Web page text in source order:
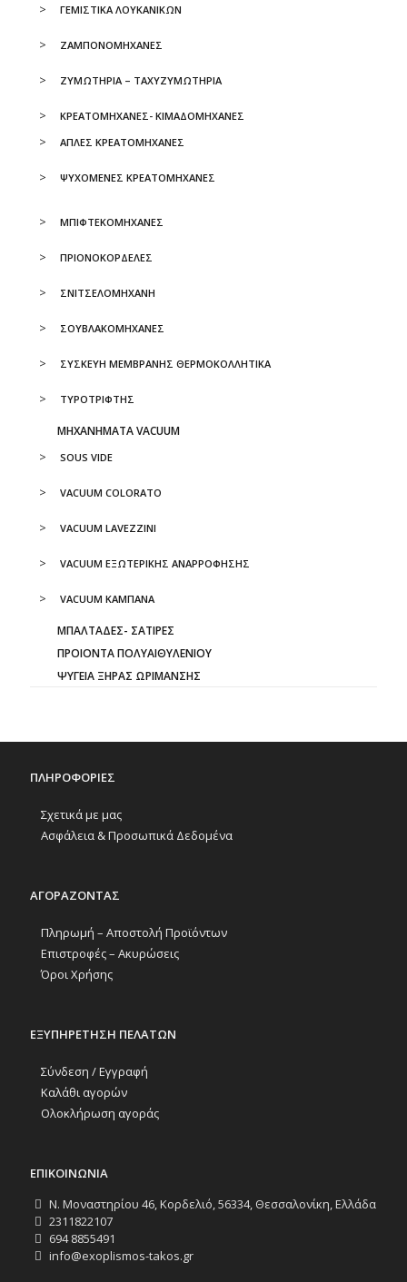
ΓΕΜΙΣΤΙΚΑ ΛΟΥΚΑΝΙΚΩΝ
ΖΑΜΠΟΝΟΜΗΧΑΝΕΣ
ΖΥΜΩΤΗΡΙΑ – ΤΑΧΥΖΥΜΩΤΗΡΙΑ
ΚΡΕΑΤΟΜΗΧΑΝΕΣ- ΚΙΜΑΔΟΜΗΧΑΝΕΣ
ΑΠΛΕΣ ΚΡΕΑΤΟΜΗΧΑΝΕΣ
ΨΥΧΟΜΕΝΕΣ ΚΡΕΑΤΟΜΗΧΑΝΕΣ
ΜΠΙΦΤΕΚΟΜΗΧΑΝΕΣ
ΠΡΙΟΝΟΚΟΡΔΕΛΕΣ
ΣΝΙΤΣΕΛΟΜΗΧΑΝΗ
ΣΟΥΒΛΑΚΟΜΗΧΑΝΕΣ
ΣΥΣΚΕΥΗ ΜΕΜΒΡΑΝΗΣ ΘΕΡΜΟΚΟΛΛΗΤΙΚΑ
ΤΥΡΟΤΡΙΦΤΗΣ
ΜΗΧΑΝΗΜΑΤΑ VACUUM
SOUS VIDE
VACUUM COLORATO
VACUUM LAVEZZINI
VACUUM ΕΞΩΤΕΡΙΚΗΣ ΑΝΑΡΡΟΦΗΣΗΣ
VACUUM ΚΑΜΠΑΝΑ
ΜΠΑΛΤΑΔΕΣ- ΣΑΤΙΡΕΣ
ΠΡΟΙΟΝΤΑ ΠΟΛΥΑΙΘΥΛΕΝΙΟΥ
ΨΥΓΕΙΑ ΞΗΡΑΣ ΩΡΙΜΑΝΣΗΣ
ΠΛΗΡΟΦΟΡΙΕΣ
Σχετικά με μας
Ασφάλεια & Προσωπικά Δεδομένα
ΑΓΟΡΑΖΟΝΤΑΣ
Πληρωμή – Αποστολή Προϊόντων
Επιστροφές – Ακυρώσεις
Όροι Χρήσης
ΕΞΥΠΗΡΕΤΗΣΗ ΠΕΛΑΤΩΝ
Σύνδεση / Εγγραφή
Καλάθι αγορών
Ολοκλήρωση αγοράς
ΕΠΙΚΟΙΝΩΝΙΑ
Ν. Μοναστηρίου 46, Κορδελιό, 56334, Θεσσαλονίκη, Ελλάδα
2311822107
694 8855491
info@exoplismos-takos.gr